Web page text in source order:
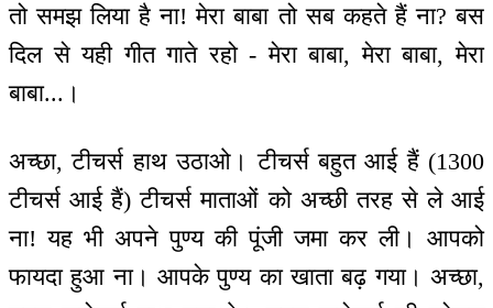
तो समझ लिया है ना! मेरा बाबा तो सब कहते हैं ना? बस
दिल से यही गीत गाते रहो - मेरा बाबा, मेरा बाबा, मेरा
बाबा...।
अच्छा, टीचर्स हाथ उठाओ। टीचर्स बहुत आई हैं (1300
टीचर्स आई हैं) टीचर्स माताओं को अच्छी तरह से ले आई
ना! यह भी अपने पुण्य की पूंजी जमा कर ली। आपको
फायदा हुआ ना। आपके पुण्य का खाता बढ़ गया। अच्छा,